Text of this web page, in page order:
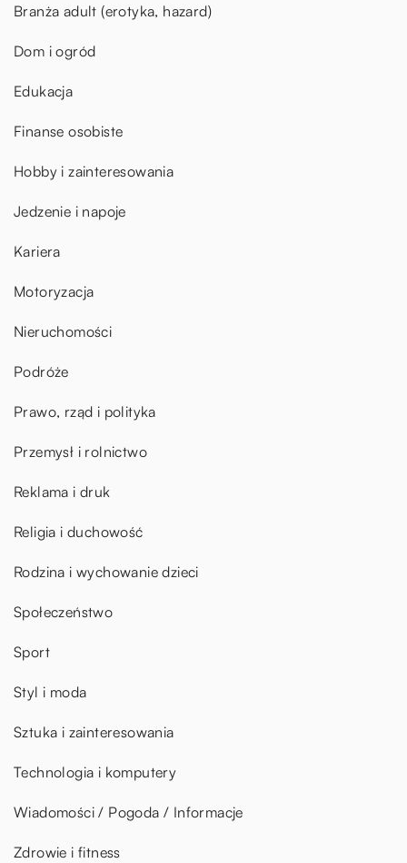
Branża adult (erotyka, hazard)
Dom i ogród
Edukacja
Finanse osobiste
Hobby i zainteresowania
Jedzenie i napoje
Kariera
Motoryzacja
Nieruchomości
Podróże
Prawo, rząd i polityka
Przemysł i rolnictwo
Reklama i druk
Religia i duchowość
Rodzina i wychowanie dzieci
Społeczeństwo
Sport
Styl i moda
Sztuka i zainteresowania
Technologia i komputery
Wiadomości / Pogoda / Informacje
Zdrowie i fitness